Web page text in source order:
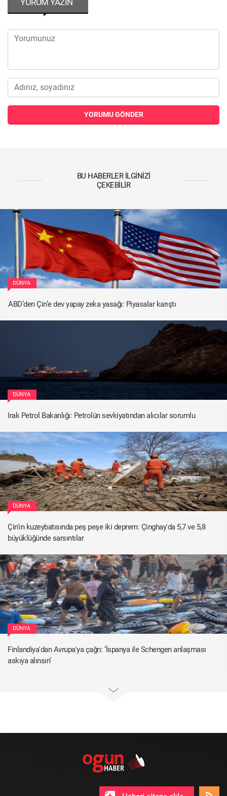
YORUMU GÖNDER
BU HABERLER İLGINIZI
ÇEKEBILIR
DÜNYA
ABD’den Çin’e dev yapay zeka yasağı: Piyasalar karıştı
DÜNYA
Irak Petrol Bakanlığı: Petrolün sevkiyatından alıcılar sorumlu
DÜNYA
Çin'in kuzeybatısında peş peşe iki deprem: Çinghay'da 5,7 ve 5,8
büyüklüğünde sarsıntılar
DÜNYA
Finlandiya'dan Avrupa'ya çağrı: ‘İspanya ile Schengen anlaşması
askıya alınsın’